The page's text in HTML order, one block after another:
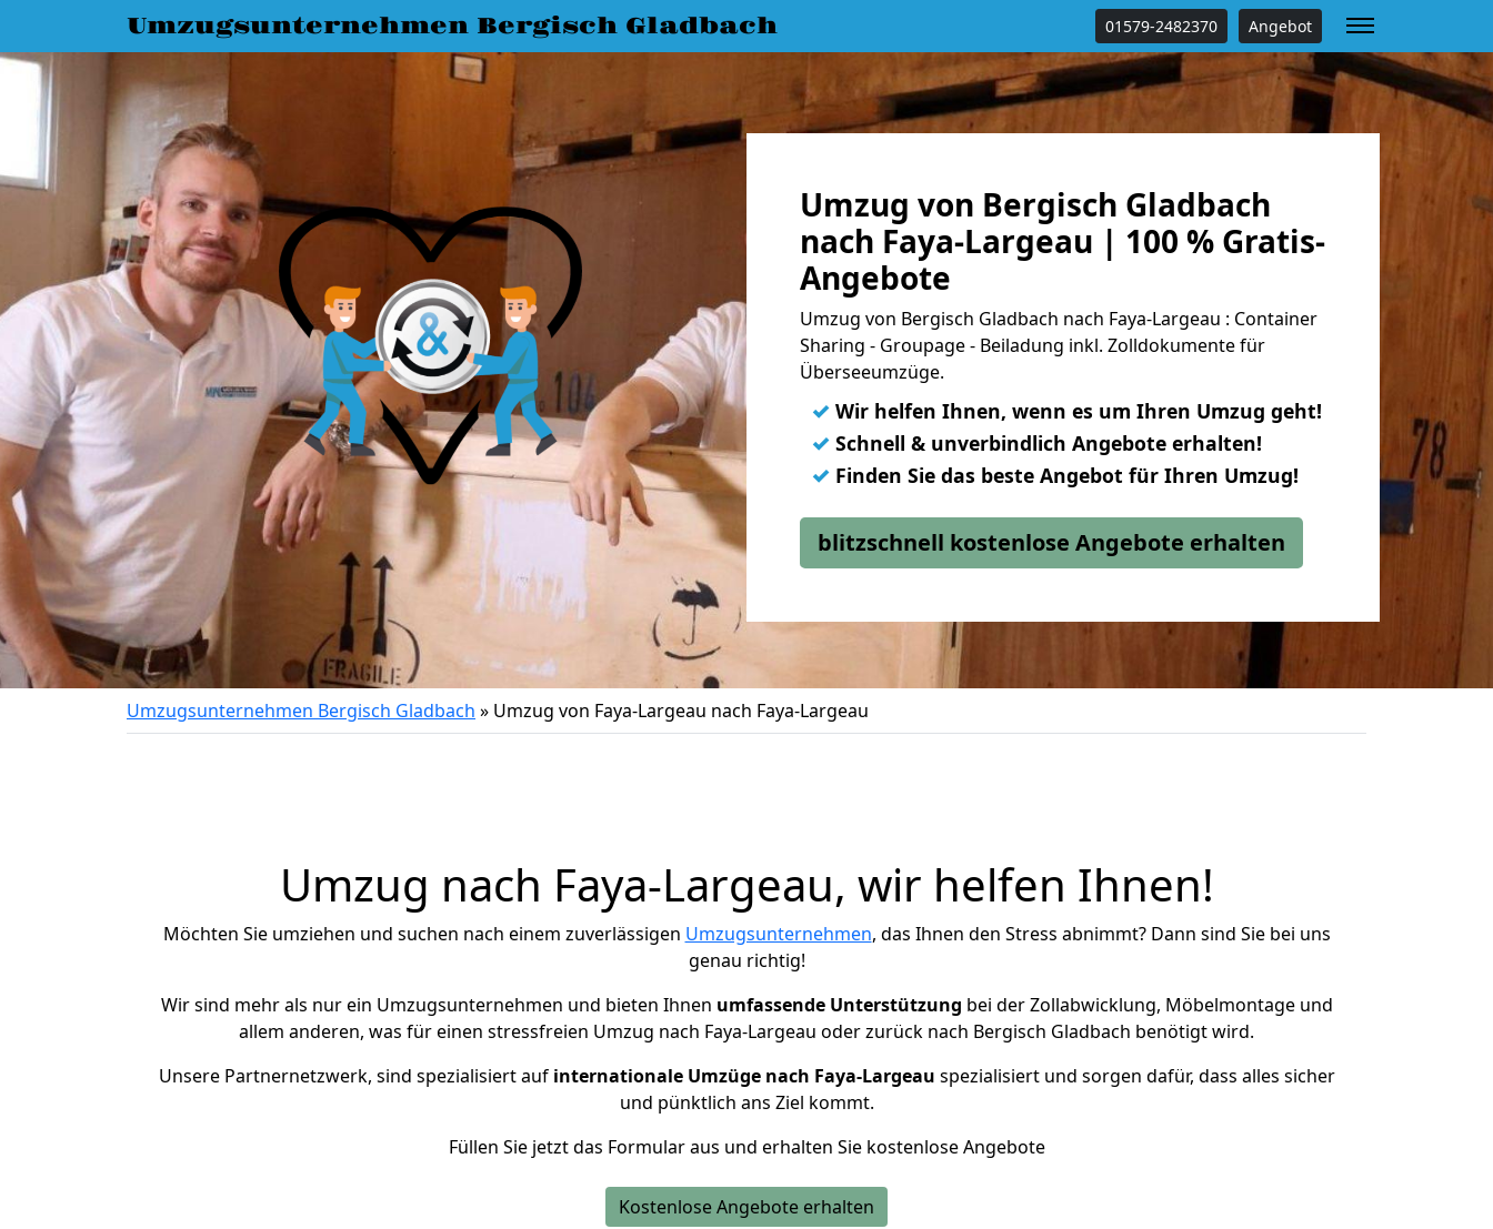
Umzugsunternehmen Bergisch Gladbach 01579-2482370 Angebot
Umzug von Bergisch Gladbach
nach Faya-Largeau | 100 % Gratis-
Angebote
Umzug von Bergisch Gladbach nach Faya-Largeau : Container
Sharing - Groupage - Beiladung inkl. Zolldokumente für
Überseeumzüge.
✓ Wir helfen Ihnen, wenn es um Ihren Umzug geht!
✓ Schnell & unverbindlich Angebote erhalten!
✓ Finden Sie das beste Angebot für Ihren Umzug!
blitzschnell kostenlose Angebote erhalten
Umzugsunternehmen Bergisch Gladbach » Umzug von Faya-Largeau nach Faya-Largeau
Umzug nach Faya-Largeau, wir helfen Ihnen!
Möchten Sie umziehen und suchen nach einem zuverlässigen Umzugsunternehmen, das Ihnen den Stress abnimmt? Dann sind Sie bei uns
genau richtig!
Wir sind mehr als nur ein Umzugsunternehmen und bieten Ihnen umfassende Unterstützung bei der Zollabwicklung, Möbelmontage und
allem anderen, was für einen stressfreien Umzug nach Faya-Largeau oder zurück nach Bergisch Gladbach benötigt wird.
Unsere Partnernetzwerk, sind spezialisiert auf internationale Umzüge nach Faya-Largeau spezialisiert und sorgen dafür, dass alles sicher
und pünktlich ans Ziel kommt.
Füllen Sie jetzt das Formular aus und erhalten Sie kostenlose Angebote
Kostenlose Angebote erhalten